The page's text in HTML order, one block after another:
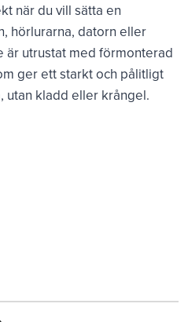
när du vill sätta en
hörlurarna, datorn eller
är utrustat med förmonterad
ger ett starkt och pålitligt
utan kladd eller krångel.